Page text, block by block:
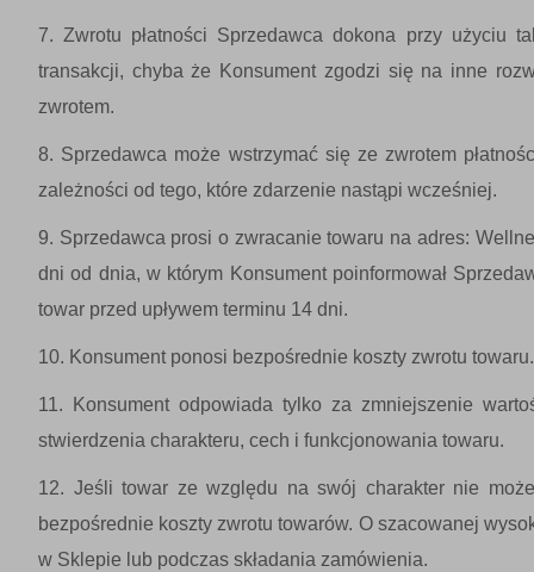
Zwrotu płatności Sprzedawca dokona przy użyciu
transakcji, chyba że Konsument zgodzi się na inne
zwrotem.
Sprzedawca może wstrzymać się ze zwrotem
zależności od tego, które zdarzenie nastąpi wcześniej.
Sprzedawca prosi o zwracanie towaru na adres:
dni od dnia, w którym Konsument poinformował
towar przed upływem terminu 14 dni.
Konsument ponosi bezpośrednie koszty zwrotu towaru.
Konsument odpowiada tylko za zmniejszenie
stwierdzenia charakteru, cech i funkcjonowania towaru.
Jeśli towar ze względu na swój charakter nie
bezpośrednie koszty zwrotu towarów. O szacowanej
w Sklepie lub podczas składania zamówienia.